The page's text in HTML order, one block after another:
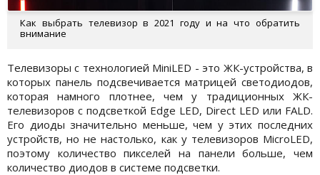
Как выбрать телевизор в 2021 году и на что обратить
внимание
Телевизоры с технологией MiniLED - это ЖК-устройства, в
которых панель подсвечивается матрицей светодиодов,
которая намного плотнее, чем у традиционных ЖК-
телевизоров с подсветкой Edge LED, Direct LED или FALD.
Его диоды значительно меньше, чем у этих последних
устройств, но не настолько, как у телевизоров MicroLED,
поэтому количество пикселей на панели больше, чем
количество диодов в системе подсветки.